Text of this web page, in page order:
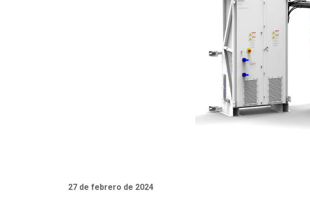
27 de febrero de 2024